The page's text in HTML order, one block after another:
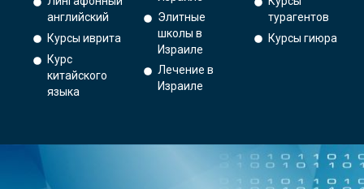
английский
Курсы иврита
Курс
китайского
языка
Элитные
школы в
Израиле
Лечение в
Израиле
турагентов
Курсы гиюра